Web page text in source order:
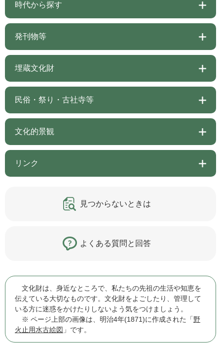
時代から探す
発刊物等
埋蔵文化財
民俗・祭り・古社寺等
文化的景観
リンク
見つからないときは
よくある質問と回答
文化財は、身近なところで、私たちの先祖の生活や知恵を
伝えている大切なものです。文化財をよごしたり、管理して
いる方に迷惑をかけたりしないよう気をつけましょう。
※ ページ上部の画像は、明治4年(1871)に作成された「野
火止用水古絵図 」です。